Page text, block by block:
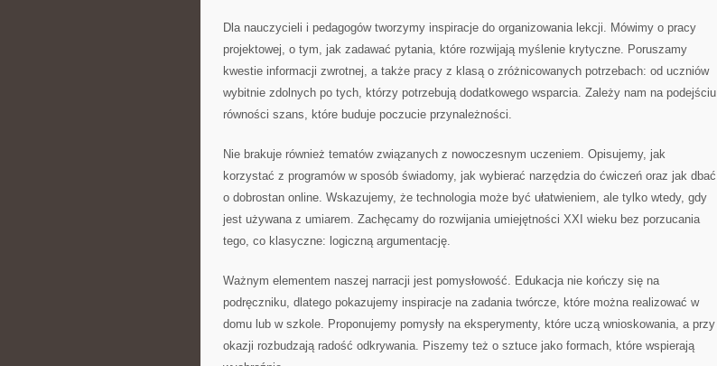
Dla nauczycieli i pedagogów tworzymy inspiracje do organizowania lekcji. Mówimy o pracy
projektowej, o tym, jak zadawać pytania, które rozwijają myślenie krytyczne. Poruszamy
kwestie informacji zwrotnej, a także pracy z klasą o zróżnicowanych potrzebach: od uczniów
wybitnie zdolnych po tych, którzy potrzebują dodatkowego wsparcia. Zależy nam na podejściu
równości szans, które buduje poczucie przynależności.
Nie brakuje również tematów związanych z nowoczesnym uczeniem. Opisujemy, jak
korzystać z programów w sposób świadomy, jak wybierać narzędzia do ćwiczeń oraz jak dbać
o dobrostan online. Wskazujemy, że technologia może być ułatwieniem, ale tylko wtedy, gdy
jest używana z umiarem. Zachęcamy do rozwijania umiejętności XXI wieku bez porzucania
tego, co klasyczne: logiczną argumentację.
Ważnym elementem naszej narracji jest pomysłowość. Edukacja nie kończy się na
podręczniku, dlatego pokazujemy inspiracje na zadania twórcze, które można realizować w
domu lub w szkole. Proponujemy pomysły na eksperymenty, które uczą wnioskowania, a przy
okazji rozbudzają radość odkrywania. Piszemy też o sztuce jako formach, które wspierają